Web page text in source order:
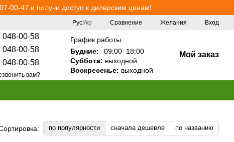
00-47 и получи доступ к дилерским ценам!
РусУкр Сравнение Желания Вход
048-00-58
048-00-58
048-00-58
вам?
График работы:
Будние:
09:00–18:00
Суббота: выходной
Воскресенье: выходной
Мой заказ
по популярности сначала дешевле по названию